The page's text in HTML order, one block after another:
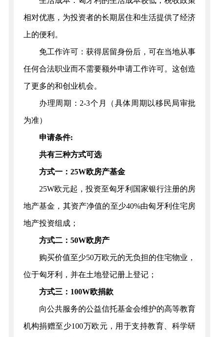
相对优惠，为投资者的长期居住和生活提供了经济
上的便利。
免工作许可：获得居留身份后，可在当地从事
任何合法职业而不需要额外申请工作许可。这创造
了更多的和创业机会。
办理周期：2-3个月（具体周期以移民局审批
为准）
申请条件:
共有三种方式可选
方式一：25W欧房产基金
25W欧元起，投资至匈牙利国家银行注册的房
地产基金，其资产净值的至少40%由匈牙利住宅房
地产投资组成；
方式二：50W欧房产
购买价值至少50万欧元的无负担的住宅物业，
位于匈牙利，并在土地登记册上登记；
方式三：100W欧捐款
向公共服务的公益信托基金会维护的高等教育
机构捐赠至少100万欧元，用于支持教育、科学研